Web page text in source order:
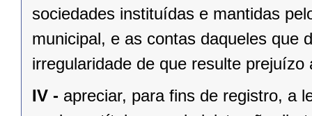
sociedades instituídas e mantidas
municipal, e as contas daqueles que
irregularidade de que resulte prejuízo
IV - apreciar, para fins de registro, a